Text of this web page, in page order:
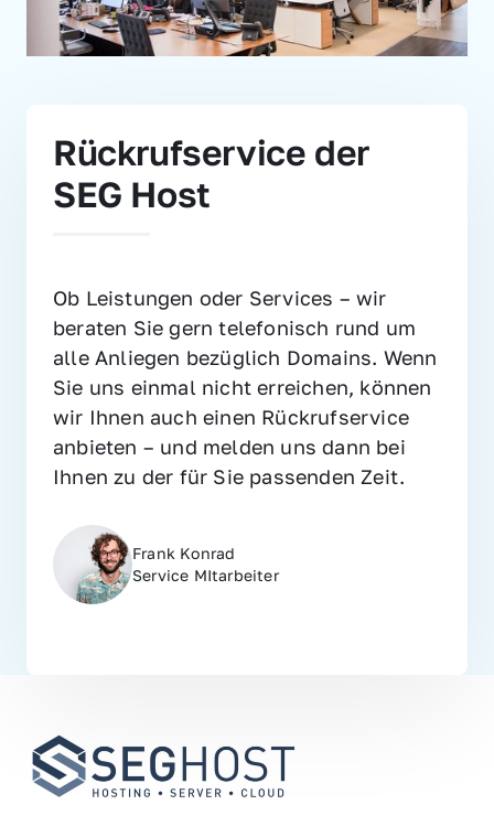
Rückrufservice der
SEG Host
Ob Leistungen oder Services – wir
beraten Sie gern telefonisch rund um
alle Anliegen bezüglich Domains. Wenn
Sie uns einmal nicht erreichen, können
wir Ihnen auch einen Rückrufservice
anbieten – und melden uns dann bei
Ihnen zu der für Sie passenden Zeit.
Frank Konrad
Service MItarbeiter